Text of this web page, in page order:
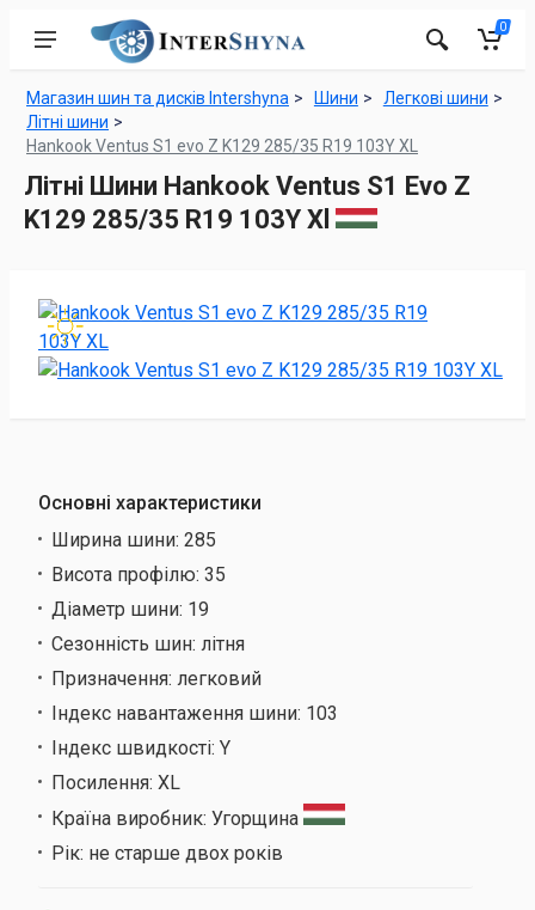
0
Магазин шин та дисків Intershyna Шини
Легкові шини
Літні шини
Hankook Ventus S1 evo Z K129 285/35 R19 103Y XL
Літні Шини Hankook Ventus S1 Evo Z
K129 285/35 R19 103Y Xl
Основні характеристики
Ширина шини: 285
Висота профілю: 35
Діаметр шини: 19
Сезонність шин: літня
Призначення: легковий
Індекс навантаження шини: 103
Індекс швидкості: Y
Посилення: XL
Країна виробник: Угорщина
Рік: не старше двох років